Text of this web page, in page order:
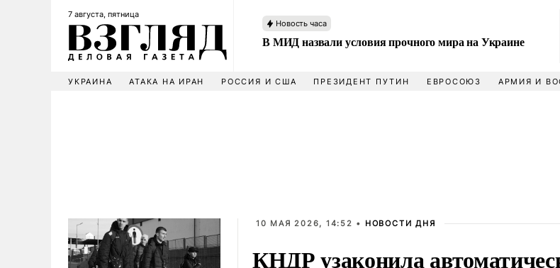
7 августа, пятница
Новость часа
В МИД назвали условия прочного мира на Украине
УКРАИНА АТАКА НА ИРАН РОССИЯ И США ПРЕЗИДЕНТ ПУТИН ЕВРОСОЮЗ АРМИЯ И
10 МАЯ 2026, 14:52 • НОВОСТИ ДНЯ
КНДР узаконила